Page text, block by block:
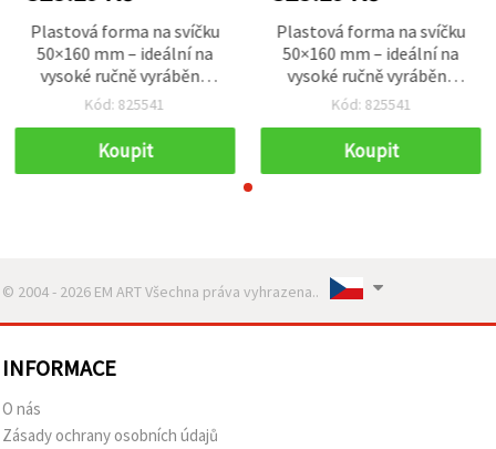
Plastová forma na svíčku
50×160 mm – ideální na
vysoké ručně vyráběné
svíčky a dekorativní
Kód: 825541
Koupit
Plastová forma na svíčku
50×160 mm – ideální na
vysoké ručně vyráběné
svíčky a dekorativní
Kód: 825541
Koupit
© 2004 - 2026 EM ART Všechna práva vyhrazena..
INFORMACE
O nás
Zásady ochrany osobních údajů